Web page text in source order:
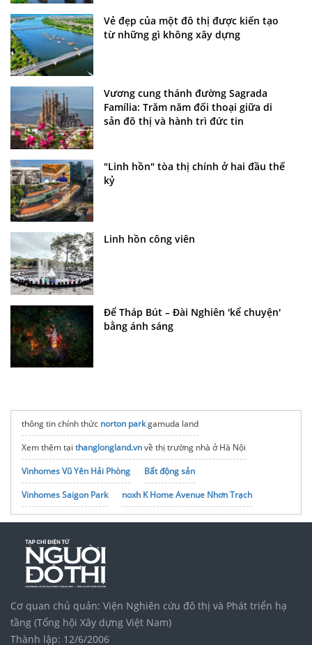
Vẻ đẹp của một đô thị được kiến tạo
từ những gì không xây dựng
Vương cung thánh đường Sagrada
Família: Trăm năm đối thoại giữa di
sản đô thị và hành trì đức tin
"Linh hồn" tòa thị chính ở hai đầu thế
kỷ
Linh hồn công viên
Để Tháp Bút – Đài Nghiên 'kể chuyện'
bằng ánh sáng
thông tin chính thức norton parkgamuda land
Xem thêm tại thanglongland.vnvề thị trường nhà ở Hà Nội
Vinhomes Vũ Yên Hải Phòng
Bất động sản
Vinhomes Saigon Park
noxh K Home Avenue Nhơn Trạch
Tập đoàn Bcons Group
Cơ quan chủ quản: Viện Nghiên cứu đô thị và Phát triển hạ
tầng (Tổng hội Xây dựng Việt Nam)
Thành lập: 12/6/2006